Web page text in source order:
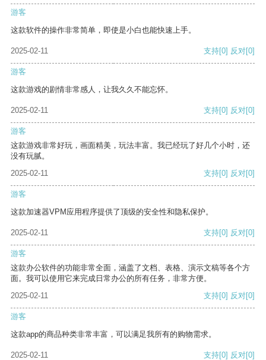
游客
这款软件的操作非常简单，即使是小白也能快速上手。
2025-02-11 支持[0] 反对[0]
游客
这款游戏的剧情非常感人，让我久久不能忘怀。
2025-02-11 支持[0] 反对[0]
游客
这款游戏非常好玩，画面精美，玩法丰富。我已经玩了好几个小时，还
没有玩腻。
2025-02-11
支持[0] 反对[0]
游客
这款加速器VPM应用程序提供了顶级的安全性和隐私保护。
2025-02-11 支持[0] 反对[0]
游客
这款办公软件的功能非常全面，涵盖了文档、表格、演示文稿等各个方
面。我可以使用它来完成日常办公的所有任务，非常方便。
2025-02-11
支持[0] 反对[0]
游客
这款app的商品种类非常丰富，可以满足我所有的购物需求。
2025-02-11 支持[0] 反对[0]